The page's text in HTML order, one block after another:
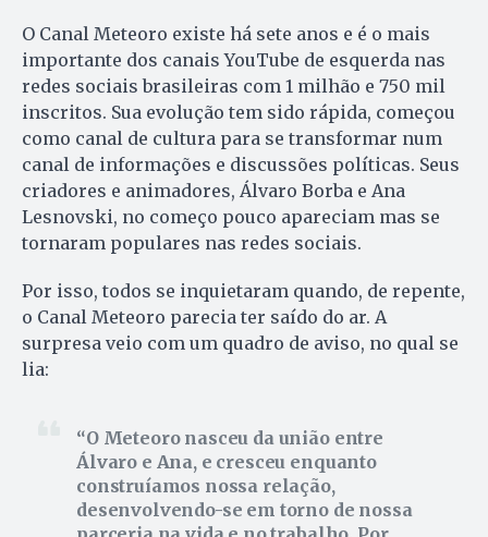
O Canal Meteoro existe há sete anos e é o mais
importante dos canais YouTube de esquerda nas
redes sociais brasileiras com 1 milhão e 750 mil
inscritos. Sua evolução tem sido rápida, começou
como canal de cultura para se transformar num
canal de informações e discussões políticas. Seus
criadores e animadores, Álvaro Borba e Ana
Lesnovski, no começo pouco apareciam mas se
tornaram populares nas redes sociais.
Por isso, todos se inquietaram quando, de repente,
o Canal Meteoro parecia ter saído do ar. A
surpresa veio com um quadro de aviso, no qual se
lia:
O Meteoro nasceu da união entre
Álvaro e Ana, e cresceu enquanto
construíamos nossa relação,
desenvolvendo-se em torno de nossa